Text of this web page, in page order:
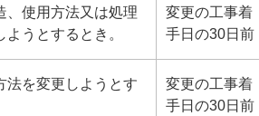
、使用方法又は処理
うとするとき。
変更の工事着
手日の30日前
法を変更しようとす
変更の工事着
手日の30日前